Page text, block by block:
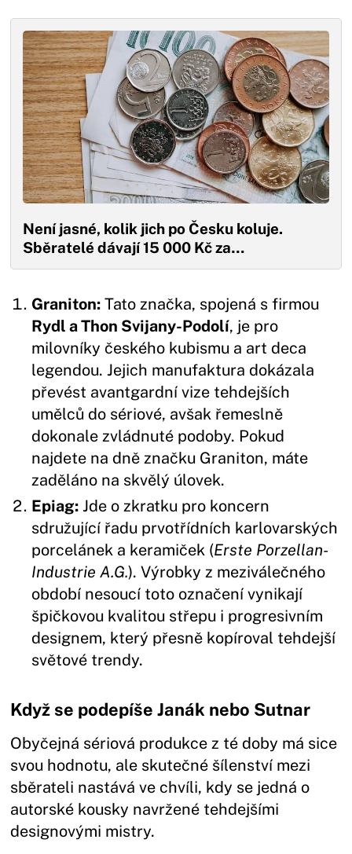
Není jasné, kolik jich po Česku koluje.
Sběratelé dávají 15 000 Kč za…
Graniton: Tato značka, spojená s firmou
Rydl a Thon Svijany-Podolí, je pro
milovníky českého kubismu a art deca
legendou. Jejich manufaktura dokázala
převést avantgardní vize tehdejších
umělců do sériové, avšak řemeslně
dokonale zvládnuté podoby. Pokud
najdete na dně značku Graniton, máte
zaděláno na skvělý úlovek.
Epiag: Jde o zkratku pro koncern
sdružující řadu prvotřídních karlovarských
porcelánek a keramiček (Erste Porzellan-
Industrie A.G.). Výrobky z meziválečného
období nesoucí toto označení vynikají
špičkovou kvalitou střepu i progresivním
designem, který přesně kopíroval tehdejší
světové trendy.
Když se podepíše Janák nebo Sutnar
Obyčejná sériová produkce z té doby má sice
svou hodnotu, ale skutečné šílenství mezi
sběrateli nastává ve chvíli, kdy se jedná o
autorské kousky navržené tehdejšími
designovými mistry.